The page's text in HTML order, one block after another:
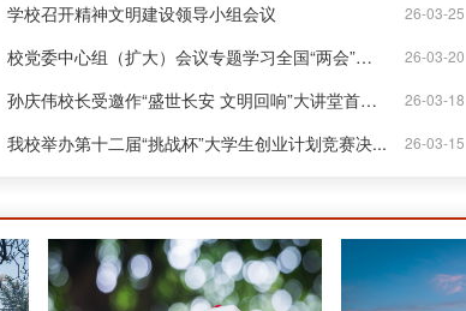
26-03-25
学校召开精神文明建设领导小组会议
26-03-20
校党委中心组（扩大）会议专题学习全国“两会”精神
26-03-18
孙庆伟校长受邀作“盛世长安 文明回响”大讲堂首场...
26-03-15
我校举办第十二届“挑战杯”大学生创业计划竞赛决...